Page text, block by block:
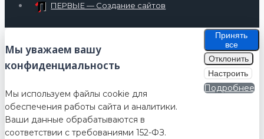
ПЕРВЫЕ — Создание сайтов
Мы уважаем вашу
конфиденциальность
Мы используем файлы cookie для
обеспечения работы сайта и аналитики.
Ваши данные обрабатываются в
соответствии с требованиями 152-ФЗ.
Принять
все
Отклонить
Настроить
Подробнее